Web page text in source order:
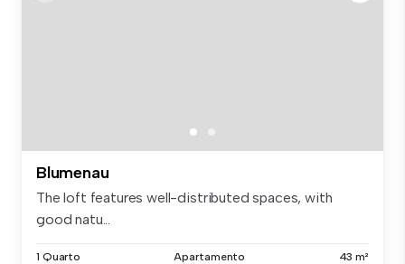
Blumenau
The loft features well-distributed spaces, with
good natu...
1 Quarto Apartamento 43 m²